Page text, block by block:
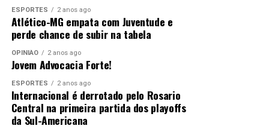
ESPORTES 2 anos ago
Atlético-MG empata com Juventude e
perde chance de subir na tabela
OPINIÃO 2 anos ago
Jovem Advocacia Forte!
ESPORTES 2 anos ago
Internacional é derrotado pelo Rosario
Central na primeira partida dos playoffs
da Sul-Americana